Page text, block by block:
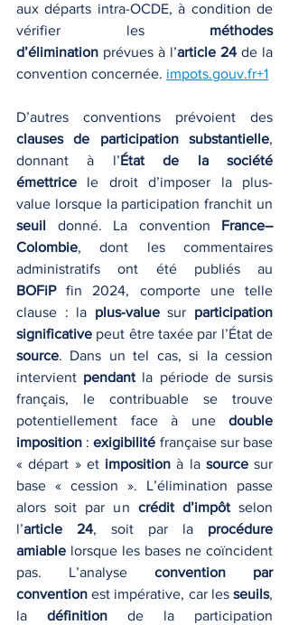
aux départs intra-OCDE, à condition de
vérifier les méthodes
d’élimination prévues à l’article 24 de la
convention concernée. impots.gouv.fr+1
clauses de participation substantielle,
donnant à l’État de la société
émettrice le droit d’imposer la plus-
seuil donné. La convention France–
Colombie, dont les commentaires
BOFiP fin 2024, comporte une telle
clause : la plus-value sur participation
significative
source. Dans un tel cas, si la cession
intervient pendant la période de sursis
français, le contribuable se trouve
potentiellement face à une double
imposition : exigibilité française sur base
« départ » et imposition à la source sur
base « cession ». L’élimination passe
alors soit par un crédit d’impôt selon
l’article 24, soit par la procédure
amiable lorsque les bases ne coïncident
pas. L’analyse convention par
convention est impérative, car les seuils,
la définition de la participation